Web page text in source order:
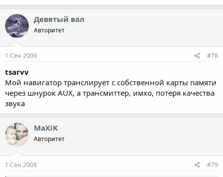
Девятый вал
Авторитет
1 Сен 2009 #78
tsarvv
Мой навигатор транслирует с собственной карты памяти
через шнурок AUX, а трансмиттер, имхо, потеря качества
звука
MaXiK
Авторитет
1 Сен 2009 #79